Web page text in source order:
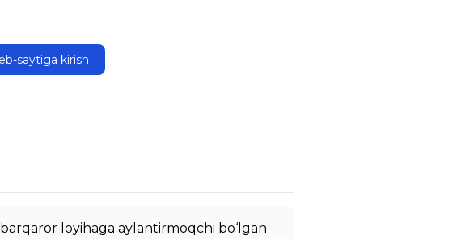
saytiga kirish
loyihaga aylantirmoqchi bo‘lgan